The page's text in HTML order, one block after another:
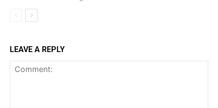
LEAVE A REPLY